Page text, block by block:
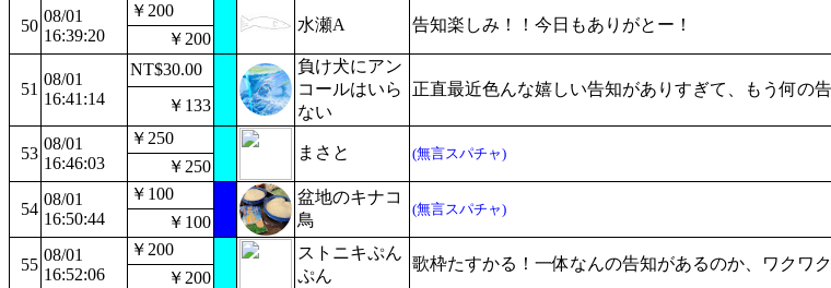
50
08/01
16:39:20
￥200
水瀬A 告知楽しみ！！今日もありがとー！
￥200
51
08/01
16:41:14
NT$30.00
負け犬にアン
コールはいら
ない
正直最近色んな嬉しい告知がありすぎて、もう何の
￥133
53
08/01
16:46:03
￥250
まさと (無言スパチャ)
￥250
54
08/01
16:50:44
￥100
盆地のキナコ
鳥
(無言スパチャ)
￥100
55
08/01
16:52:06
￥200
ストニキぷん
ぷん
歌枠たすかる！一体なんの告知があるのか、ワクワク
￥200